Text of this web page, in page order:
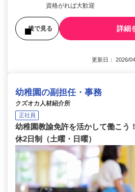
資格がれば大歓迎
後で見る 詳細
更新日： 2026/
幼稚園の副担任・事務
クズオカ人材紹介所
正社員
幼稚園教諭免許を活かして働こ
休2日制（土曜・日曜）